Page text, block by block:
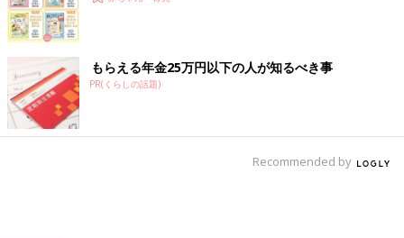
もらえる年金25万円以下の人が知るべき事
PR(くらしの話題)
Recommended by